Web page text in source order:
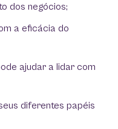
dos negócios;
a eficácia do
ajudar a lidar com
diferentes papéis